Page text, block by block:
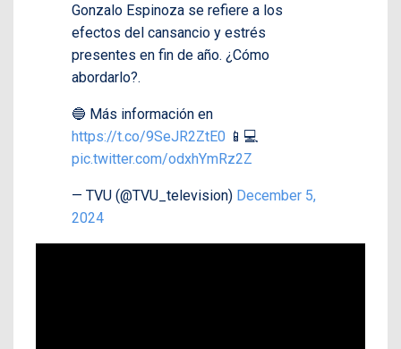
Gonzalo Espinoza se refiere a los
efectos del cansancio y estrés
presentes en fin de año. ¿Cómo
abordarlo?.
🔵 Más información en
https://t.co/9SeJR2ZtE0 📱💻
pic.twitter.com/odxhYmRz2Z
— TVU (@TVU_television) December 5,
2024